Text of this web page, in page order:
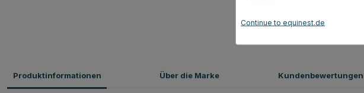
Produktinformationen Über die Marke Kundenbewertungen
Continue to equinest.de